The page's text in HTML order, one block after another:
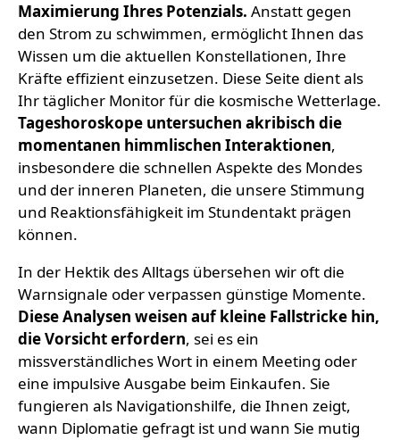
Maximierung Ihres Potenzials. Anstatt gegen
den Strom zu schwimmen, ermöglicht Ihnen das
Wissen um die aktuellen Konstellationen, Ihre
Kräfte effizient einzusetzen. Diese Seite dient als
Ihr täglicher Monitor für die kosmische Wetterlage.
Tageshoroskope untersuchen akribisch die
momentanen himmlischen Interaktionen,
insbesondere die schnellen Aspekte des Mondes
und der inneren Planeten, die unsere Stimmung
und Reaktionsfähigkeit im Stundentakt prägen
können.
In der Hektik des Alltags übersehen wir oft die
Warnsignale oder verpassen günstige Momente.
Diese Analysen weisen auf kleine Fallstricke hin,
die Vorsicht erfordern, sei es ein
missverständliches Wort in einem Meeting oder
eine impulsive Ausgabe beim Einkaufen. Sie
fungieren als Navigationshilfe, die Ihnen zeigt,
wann Diplomatie gefragt ist und wann Sie mutig